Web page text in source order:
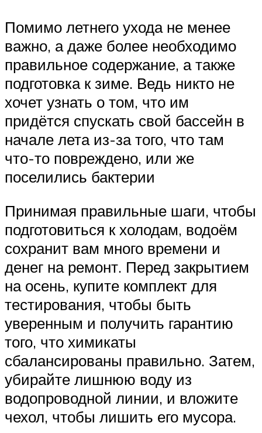
Помимо летнего ухода не менее
важно, а даже более необходимо
правильное содержание, а также
подготовка к зиме. Ведь никто не
хочет узнать о том, что им
придётся спускать свой бассейн в
начале лета из-за того, что там
что-то повреждено, или же
поселились бактерии
Принимая правильные шаги, чтобы
подготовиться к холодам, водоём
сохранит вам много времени и
денег на ремонт. Перед закрытием
на осень, купите комплект для
тестирования, чтобы быть
уверенным и получить гарантию
того, что химикаты
сбалансированы правильно. Затем,
убирайте лишнюю воду из
водопроводной линии, и вложите
чехол, чтобы лишить его мусора.